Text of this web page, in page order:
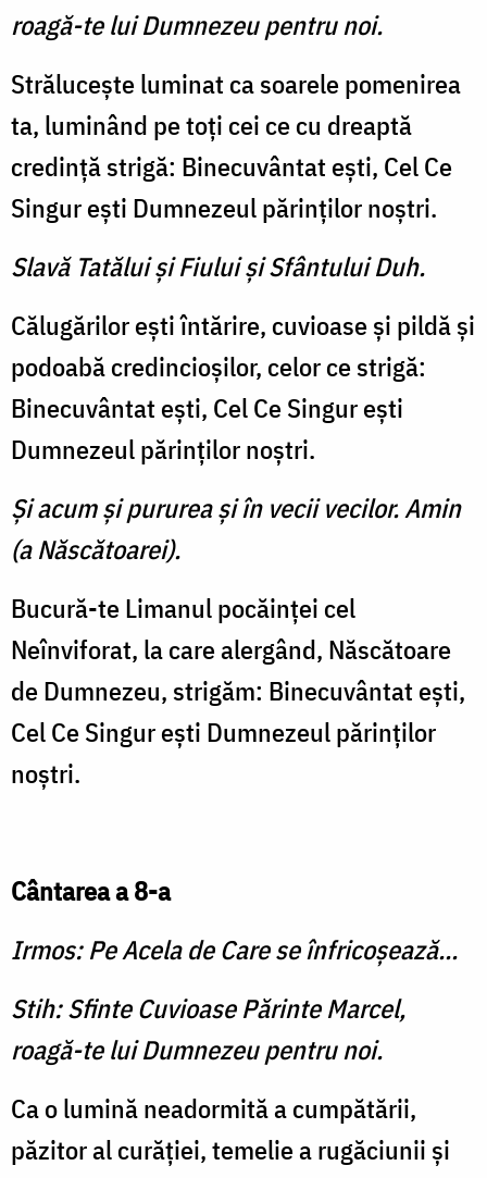
roagă-te lui Dumnezeu pentru noi.
Străluceşte luminat ca soa­rele pomenirea
ta, lumi­nând pe toţi cei ce cu dreaptă
credinţă strigă: Binecuvântat eşti, Cel Ce
Singur eşti Dum­nezeul părinţilor noştri.
Slavă Tatălui şi Fiului şi Sfântului Duh.
Călugărilor eşti întărire, cu­vioase şi pildă şi
podoabă cre­dincioşilor, celor ce strigă:
Bine­cuvântat eşti, Cel Ce Singur eşti
Dumnezeul părinţilor noştri.
Şi acum şi pururea şi în vecii vecilor. Amin
(a Născătoarei).
Bucură-te Limanul pocăinţei cel
Neînviforat, la care alergând, Născătoare
de Dumnezeu, stri­găm: Binecuvântat eşti,
Cel Ce Singur eşti Dumnezeul părinţi­lor
noştri.
Cântarea a 8-a
Irmos: Pe Acela de Care se înfricoşează...
Stih: Sfinte Cuvioase Părinte Marcel,
roagă-te lui Dumnezeu pentru noi.
Ca o lumină neadormită a cumpătării,
păzitor al curăţiei, temelie a rugăciunii şi